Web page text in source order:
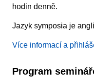
hodin denně.
Jazyk symposia je
Více informací a
Program